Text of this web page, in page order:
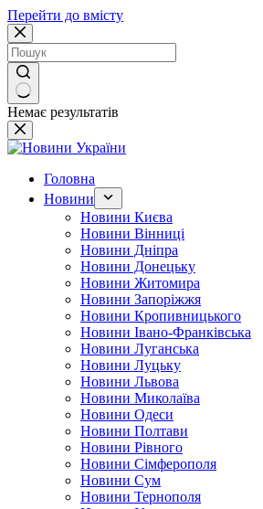
Перейти до вмісту
Немає результатів
Головна
Новини
Новини Києва
Новини Вінниці
Новини Дніпра
Новини Донецьку
Новини Житомира
Новини Запоріжжя
Новини Кропивницького
Новини Івано-Франківська
Новини Луганська
Новини Луцьку
Новини Львова
Новини Миколаїва
Новини Одеси
Новини Полтави
Новини Рівного
Новини Сімферополя
Новини Сум
Новини Тернополя